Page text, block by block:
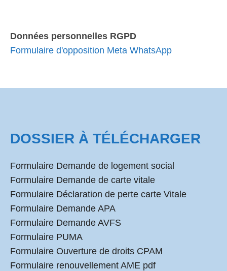
Données personnelles RGPD
Formulaire d'opposition Meta WhatsApp
DOSSIER À TÉLÉCHARGER
Formulaire Demande de logement social
Formulaire Demande de carte vitale
Formulaire Déclaration de perte carte Vitale
Formulaire Demande APA
Formulaire Demande AVFS
Formulaire PUMA
Formulaire Ouverture de droits CPAM
Formulaire renouvellement AME pdf